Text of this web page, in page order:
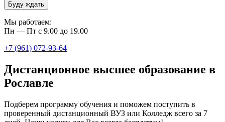
Буду ждать
Мы работаем:
Пн — Пт с 9.00 до 19.00
+7 (961) 072-93-64
Дистанционное высшее образование в
Рославле
Подберем программу обучения и поможем поступить в
проверенный дистанционный ВУЗ или Колледж всего за 7